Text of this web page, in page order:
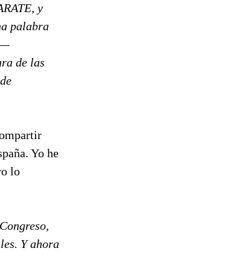
y
palabra
de las
Yo he
lo
Y ahora